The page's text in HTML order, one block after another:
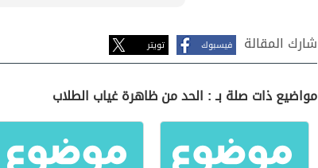
شارك المقالة فيسبوك تويتر
مواضيع ذات صلة بـ : الحد من ظاهرة غياب الطلاب